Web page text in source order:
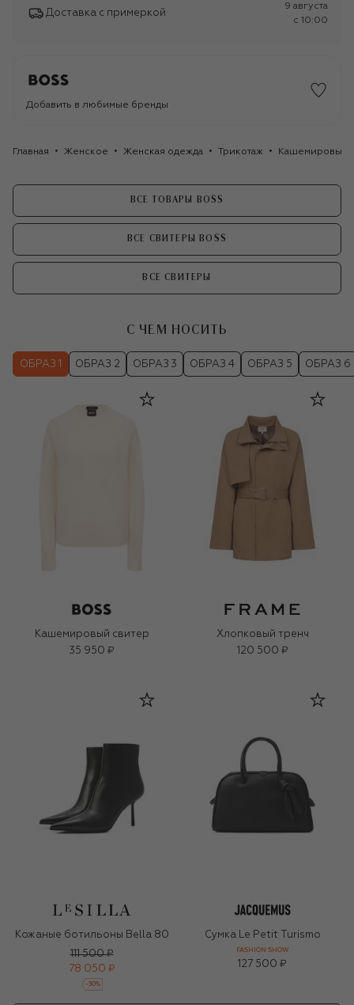
Доставка с примеркой
9 августа
c 10:00
Добавить в любимые бренды
Главная Женское Женская одежда Трикотаж Кашемировый
ВСЕ ТОВАРЫ BOSS
ВСЕ СВИТЕРЫ BOSS
ВСЕ СВИТЕРЫ
С ЧЕМ НОСИТЬ
ОБРАЗ 1 ОБРАЗ 2 ОБРАЗ 3 ОБРАЗ 4 ОБРАЗ 5 ОБРАЗ 6
Кашемировый свитер
35 950 ₽
Хлопковый тренч
120 500 ₽
Кожаные ботильоны Bella 80
111 500 ₽
78 050 ₽
-30%
Сумка Le Petit Turismo
FASHION SHOW
127 500 ₽